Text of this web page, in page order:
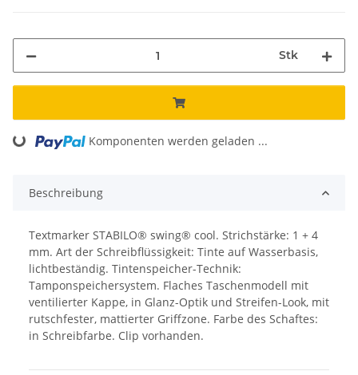
Stk
Komponenten werden geladen ...
Beschreibung
Textmarker STABILO® swing® cool. Strichstärke: 1 + 4
mm. Art der Schreibflüssigkeit: Tinte auf Wasserbasis,
lichtbeständig. Tintenspeicher-Technik:
Tamponspeichersystem. Flaches Taschenmodell mit
ventilierter Kappe, in Glanz-Optik und Streifen-Look, mit
rutschfester, mattierter Griffzone. Farbe des Schaftes:
in Schreibfarbe. Clip vorhanden.